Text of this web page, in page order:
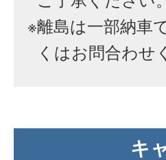
※離島は一部納車
くはお問合わせ
キ